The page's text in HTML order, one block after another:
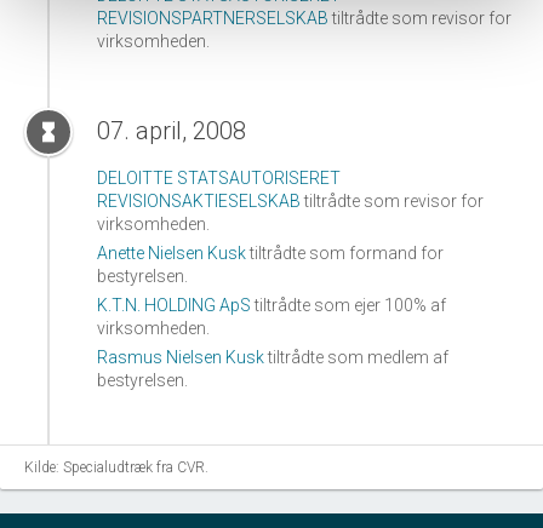
REVISIONSPARTNERSELSKABtiltrådte som revisor for
virksomheden.
hourglass_full 07. april, 2008
DELOITTE STATSAUTORISERET
REVISIONSAKTIESELSKABtiltrådte som revisor for
virksomheden.
Anette Nielsen Kusktiltrådte som formand for
bestyrelsen.
K.T.N. HOLDING ApStiltrådte som ejer 100% af
virksomheden.
Rasmus Nielsen Kusktiltrådte som medlem af
bestyrelsen.
hourglass_full 24. januar, 2008
AJOUR REVISION ADMINISTRATION & RÅDGIVNING
Kilde: Specialudtræk fra CVR.